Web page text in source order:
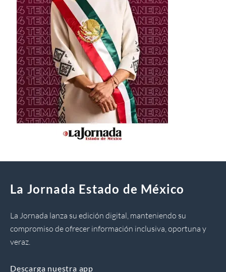
La Jornada Estado de México
La Jornada lanza su edición digital, manteniendo su
compromiso de ofrecer información inclusiva, oportuna y
veraz.
Descarga nuestra app